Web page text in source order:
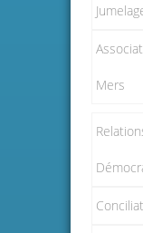
Mers